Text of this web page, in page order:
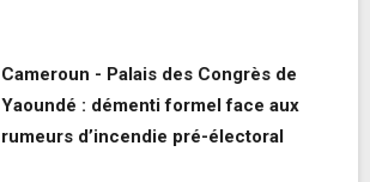
Cameroun - Palais des Congrès de
Yaoundé : démenti formel face aux
rumeurs d’incendie pré-électoral